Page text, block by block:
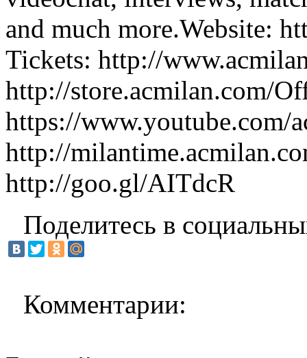
and much more.Website:
Tickets: http://
http://store.acmilan.com/
https://www.youtube.com/
http://
http://goo.gl/AITdcR
Поделитесь в
Комментарии: